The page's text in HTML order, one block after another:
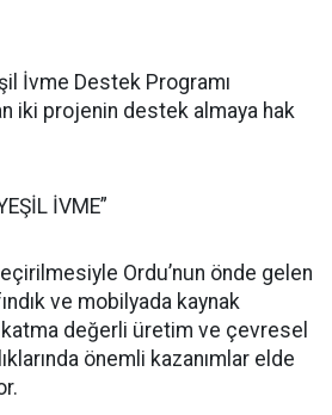
İvme Destek Programı
iki projenin destek almaya hak
İVME”
Ordu’nun önde gelen
ve mobilyada kaynak
değerli üretim ve çevresel
önemli kazanımlar elde